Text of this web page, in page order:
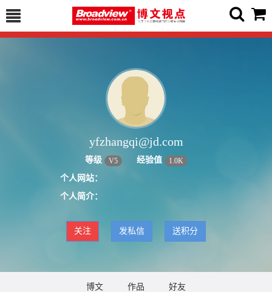
yfzhangqi@jd.com
等级 V5 经验值 1.0K
个人网站：
个人简介：
关注 发私信 送积分
博文 作品 好友